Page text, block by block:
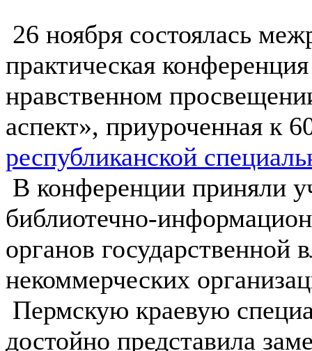
26 ноября состоялась
практическая
нравственном
аспект», приуроченная к
республиканской
В конференции приняли
библиотечно-
органов государственной
некоммерческих
Пермскую краевую
достойно представила